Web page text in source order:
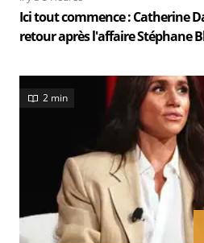
Ici tout commence : Catherine
retour après l'affaire Stéphane
2 min